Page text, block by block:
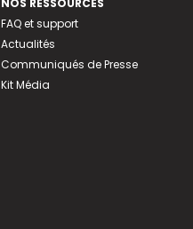
FAQ et support
Actualités
Communiqués de Presse
Kit Média